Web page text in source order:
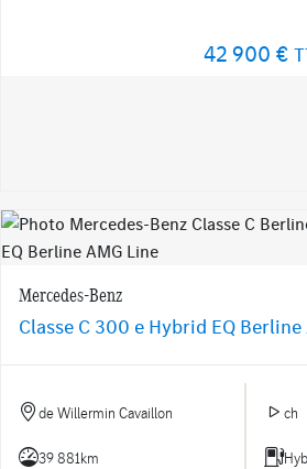
42 900 €
Mercedes-Benz
Classe C 300 e Hybrid EQ Berline
de Willermin Cavaillon ch
39 881km